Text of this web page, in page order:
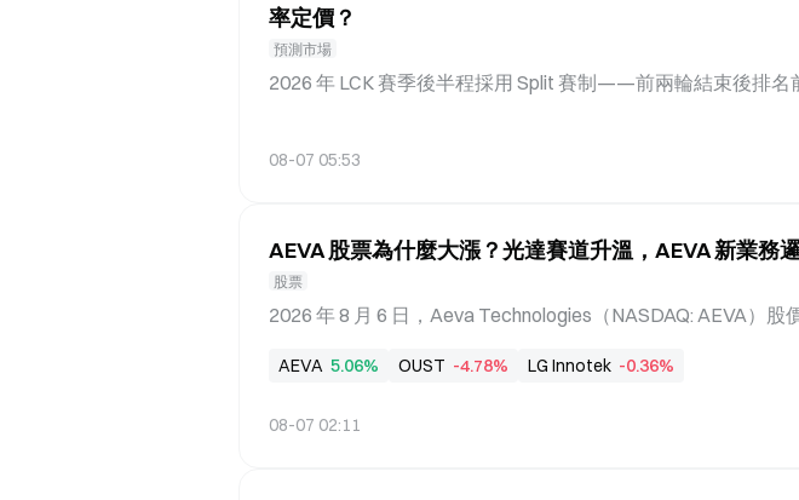
率定價？
預測市場
2026 年 LCK 賽季後半程採用 Split 賽制——前兩輪結束後排名
賽制結構的核心在於：傳奇組內部競爭幾乎沒有容錯空間。進
排名形勢來看，傳奇組前四席位的競爭依然激烈。GEN 在連續
前方隊伍，而 KT 則需要透過關鍵對局鞏固自身的排名優勢。
鋒是縮小積分差距、提升季後賽直通機率的重要機會；而對
常規賽對決，更是一場圍繞傳奇組排名、季後賽席位以及後續
08-07 05:53
AEVA 股票為什麼大漲？光達賽道升溫，AEVA 新業務
股票
2026 年 8 月 6 日，Aeva Technologies（NASDAQ: AEVA）股
光達板塊整體上行，A 股光達概念板塊在 8 月 6 日亦上漲
化？ 財報數據揭示了怎樣的業績拐點信號 AEVA 於 8 月 5 日美
AEVA 5.06% OUST -4.78% LG Innotek -0.36%
08-07 02:11